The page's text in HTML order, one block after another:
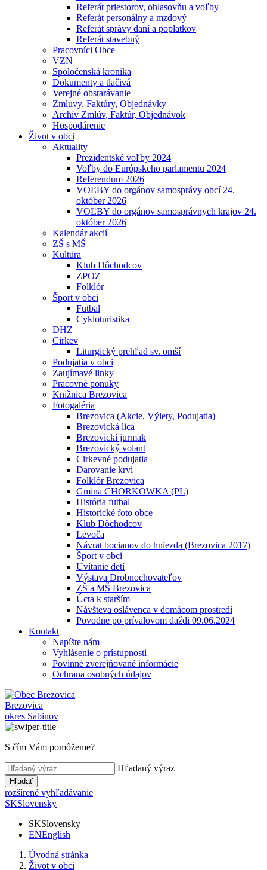
Referát priestorov, ohlasovňu a voľby
Referát personálny a mzdový
Referát správy daní a poplatkov
Referát stavebný
Pracovníci Obce
VZN
Spoločenská kronika
Dokumenty a tlačivá
Verejné obstarávanie
Zmluvy, Faktúry, Objednávky
Archív Zmlúv, Faktúr, Objednávok
Hospodárenie
Život v obci
Aktuality
Prezidentské voľby 2024
Voľby do Európskeho parlamentu 2024
Referendum 2026
VOĽBY do orgánov samosprávy obcí 24.
október 2026
VOĽBY do orgánov samosprávnych krajov 24.
október 2026
Kalendár akcií
ZŠ s MŠ
Kultúra
Klub Dôchodcov
ZPOZ
Folklór
Šport v obci
Futbal
Cykloturistika
DHZ
Cirkev
Liturgický prehľad sv. omší
Podujatia v obci
Zaujímavé linky
Pracovné ponuky
Knižnica Brezovica
Fotogaléria
Brezovica (Akcie, Výlety, Podujatia)
Brezovická lica
Brezovickí jurmak
Brezovický volant
Cirkevné podujatia
Darovanie krvi
Folklór Brezovica
Gmina CHORKOWKA (PL)
História futbal
Historické foto obce
Klub Dôchodcov
Levoča
Návrat bocianov do hniezda (Brezovica 2017)
Šport v obci
Uvítanie detí
Výstava Drobnochovateľov
ZŠ a MŠ Brezovica
Úcta k starším
Návšteva oslávenca v domácom prostredí
Povodne po prívalovom daždi 09.06.2024
Kontakt
Napíšte nám
Vyhlásenie o prístupnosti
Povinné zverejňované informácie
Ochrana osobných údajov
Brezovica
okres Sabinov
S čím Vám pomôžeme?
Hľadaný výraz
Hľadať
rozšírené vyhľadávanie
SKSlovensky
SKSlovensky
ENEnglish
Úvodná stránka
Život v obci